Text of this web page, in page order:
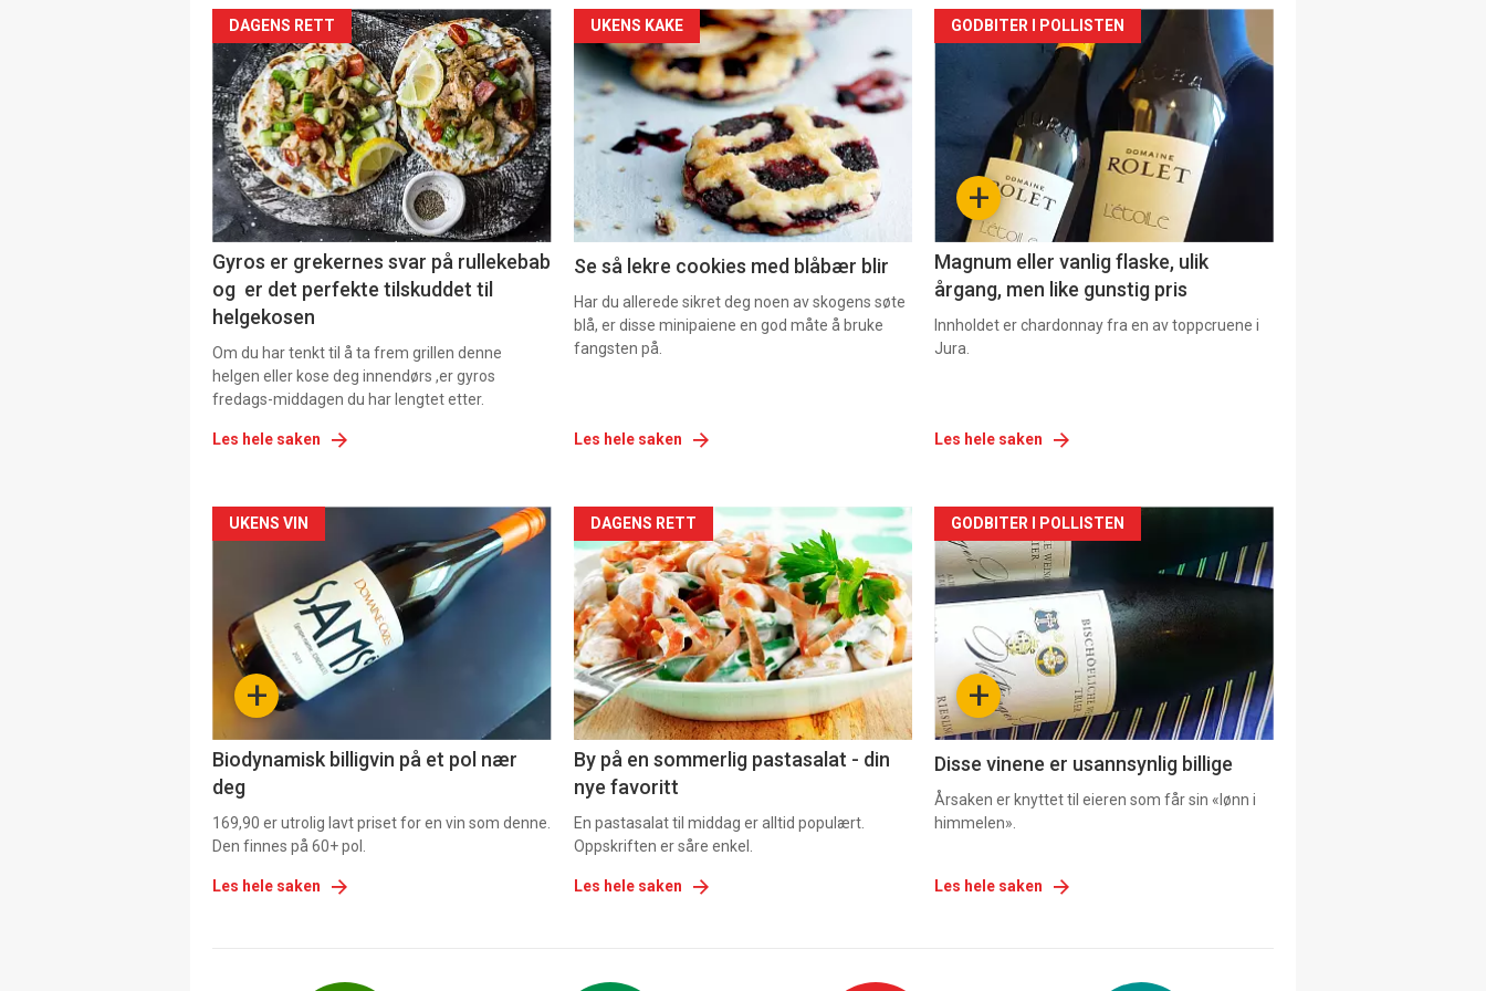
DAGENS RETT
Gyros er grekernes svar på rullekebab
og er det perfekte tilskuddet til
helgekosen
Om du har tenkt til å ta frem grillen denne
helgen eller kose deg innendørs ,er gyros
fredags-middagen du har lengtet etter.
Les hele saken
Forsiden
akkurat
nå
2
UKENS KAKE
Se så lekre cookies med blåbær blir
Har du allerede sikret deg noen av skogens søte
blå, er disse minipaiene en god måte å bruke
fangsten på.
Les hele saken
Forsiden
akkurat
nå
+
GODBITER I POLLISTEN
Magnum eller vanlig flaske, ulik
årgang, men like gunstig pris
Innholdet er chardonnay fra en av toppcruene i
Jura.
Les hele saken
Forsiden
akkurat
nå
-
+
UKENS VIN
Biodynamisk billigvin på et pol nær
deg
169,90 er utrolig lavt priset for en vin som denne.
Den finnes på 60+ pol.
Les hele saken
Forsiden
akkurat
nå
-
5
DAGENS RETT
By på en sommerlig pastasalat - din
nye favoritt
En pastasalat til middag er alltid populært.
Oppskriften er såre enkel.
Les hele saken
Forsiden
akkurat
nå
6 +
GODBITER I POLLISTEN
Disse vinene er usannsynlig billige
Årsaken er knyttet til eieren som får sin «lønn i
himmelen».
Les hele saken